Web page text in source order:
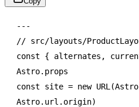
---
// src/layouts/
const { alternates ,
Astro.props
const site = new URL (Astro
Astro. url .origin)